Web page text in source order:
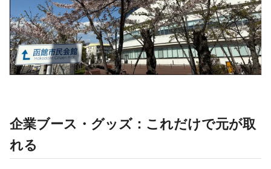
企業ブース・グッズ：これだけで元が取
れる